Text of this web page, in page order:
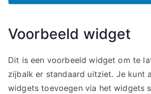
Voorbeeld widget
Dit is een voorbeeld widget om te
zijbalk er standaard uitziet. Je kunt
widgets toevoegen via het widgets